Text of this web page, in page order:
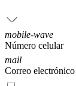
mobile-wave
Número celular
mail
Correo electrónico